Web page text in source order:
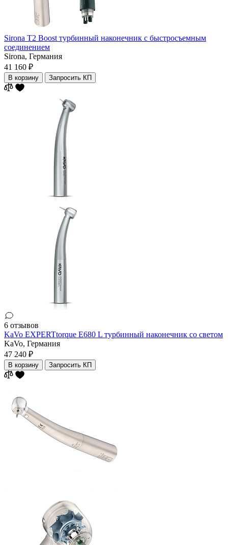
Sirona T2 Boost турбинный наконечник с быстросъемным
соединением
Sirona, Германия
41 160 ₽
В корзину Запросить КП
6 отзывов
KaVo EXPERTtorque E680 L турбинный наконечник со светом
KaVo, Германия
47 240 ₽
В корзину Запросить КП